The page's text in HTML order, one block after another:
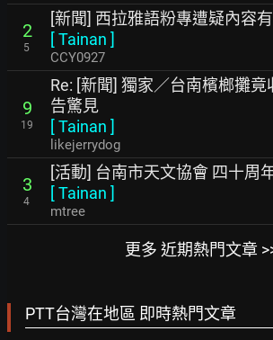
2
5
[新聞] 西拉雅語粉專遭疑內容
[Tainan ]
CCY0927
9
19
Re: [新聞] 獨家／台南檳榔攤
告驚見
[Tainan ]
likejerrydog
3
4
[活動] 台南市天文協會 四十周
[Tainan ]
mtree
更多 近期熱門文章
PTT台灣在地區 即時熱門文章